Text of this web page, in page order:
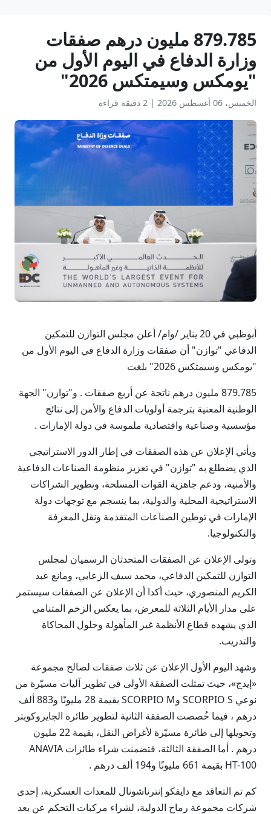
879.785 مليون درهم صفقات
وزارة الدفاع في اليوم الأول من
"يومكس وسيمتكس 2026"
الخميس، 06 أغسطس 2026 | 2 دقيقة قراءة
أبوظبي في 20 يناير /وام/ أعلن مجلس التوازن للتمكين
الدفاعي "توازن" أن صفقات وزارة الدفاع في اليوم الأول من
"يومكس وسيمتكس 2026" بلغت
879.785 مليون درهم ناتجة عن أربع صفقات . و"توازن" الجهة
الوطنية المعنية بترجمة أولويات الدفاع والأمن إلى نتائج
مؤسسية وصناعية واقتصادية ملموسة في دولة الإمارات .
ويأتي الإعلان عن هذه الصفقات في إطار الدور الاستراتيجي
الذي يضطلع به "توازن" في تعزيز منظومة الصناعات الدفاعية
والأمنية، ودعم جاهزية القوات المسلحة، وتطوير الشراكات
الاستراتيجية المحلية والدولية، بما ينسجم مع توجهات دولة
الإمارات في توطين الصناعات المتقدمة ونقل المعرفة
والتكنولوجيا.
وتولى الإعلان عن الصفقات المتحدثان الرسميان لمجلس
التوازن للتمكين الدفاعي، محمد سيف الزعابي، ومانع عبد
الكريم المنصوري، حيث أكدا أن الإعلان عن الصفقات سيستمر
على مدار الأيام الثلاثة للمعرض، بما يعكس الزخم المتنامي
الذي يشهده قطاع الأنظمة غير المأهولة وحلول المحاكاة
والتدريب.
وشهد اليوم الأول الإعلان عن ثلاث صفقات لصالح مجموعة
«إيدج»، حيث تمثلت الصفقة الأولى في تطوير آليات مسيّرة من
نوعي SCORPIO S وSCORPIO M بقيمة 28 مليونًا و883 ألف
درهم ، فيما خُصصت الصفقة الثانية لتطوير طائرة الجايروكوبتر
وتحويلها إلى طائرة مسيّرة لأغراض النقل، بقيمة 22 مليون
درهم . أما الصفقة الثالثة، فتضمنت شراء طائرات ANAVIA
HT-100 بقيمة 661 مليونًا و194 ألف درهم .
كم تم التعاقد مع دايفكو إنترناشونال للمعدات العسكرية، إحدى
شركات مجموعة رماح الدولية، لشراء مركبات التحكم عن بعد